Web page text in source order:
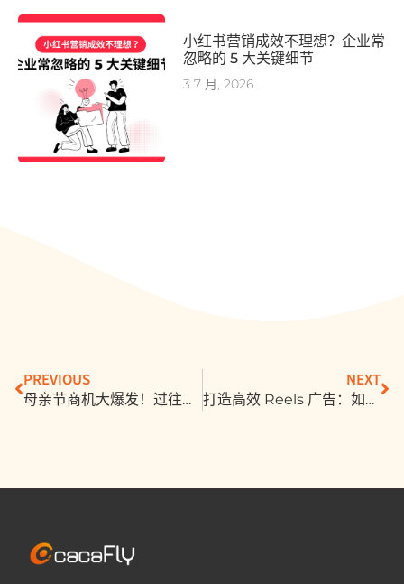
小红书营销成效不理想？企业常
忽略的 5 大关键细节
3 7 月, 2026
PREVIOUS
母亲节商机大爆发！过往消费趋势解析，今年品牌该如何出招？
NEXT
打造高效 Reels 广告：如何用多元化策略触及更多受众、提升品牌成效？